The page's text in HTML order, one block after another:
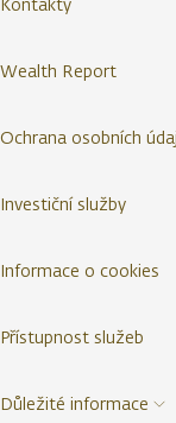
Wealth Report
Ochrana osobních
Investiční služby
Informace o cookies
Přístupnost služeb
Důležité informace